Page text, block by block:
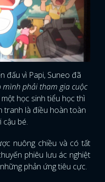
đấu vì Papi, Suneo đã
mình phải tham gia cuộc
một học sinh tiểu học thì
tranh là điều hoàn toàn
cậu bé.
nuông chiều và có tất
phiêu lưu ác nghiệt
phản ứng tiêu cực.